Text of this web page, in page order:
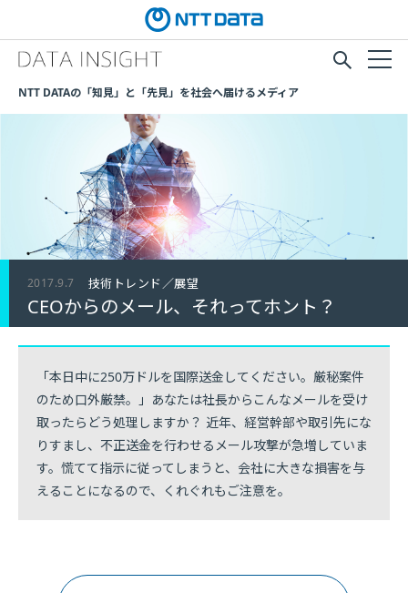
NTT DATAの「知見」と「先見」を社会へ届けるメディア
2017.9.7 技術トレンド／展望
CEOからのメール、それってホント？
「本日中に250万ドルを国際送金してください。厳秘案件
のため口外厳禁。」あなたは社長からこんなメールを受け
取ったらどう処理しますか？ 近年、経営幹部や取引先にな
りすまし、不正送金を行わせるメール攻撃が急増していま
す。慌てて指示に従ってしまうと、会社に大きな損害を与
えることになるので、くれぐれもご注意を。